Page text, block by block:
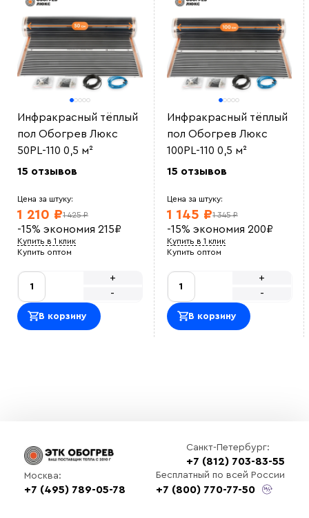
Инфракрасный тёплый
пол Обогрев Люкс
50PL-110 0,5 м²
15 отзывов
Цена за штуку:
1 425 ₽
1 210 ₽
-15% экономия 215₽
Купить в 1 клик
Купить оптом
-
+
В корзину
Инфракрасный тёплый
пол Обогрев Люкс
100PL-110 0,5 м²
15 отзывов
Цена за штуку:
1 345 ₽
1 145 ₽
-15% экономия 200₽
Купить в 1 клик
Купить оптом
-
+
В корзину
Санкт-Петербург:
+7 (812) 703-83-55
Москва:
+7 (495) 789-05-78
Бесплатный по всей России
+7 (800) 770-77-50